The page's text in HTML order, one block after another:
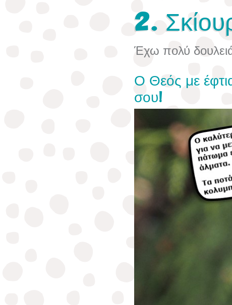
2.
Έχω πολύ
Ο Θεός με
σου!